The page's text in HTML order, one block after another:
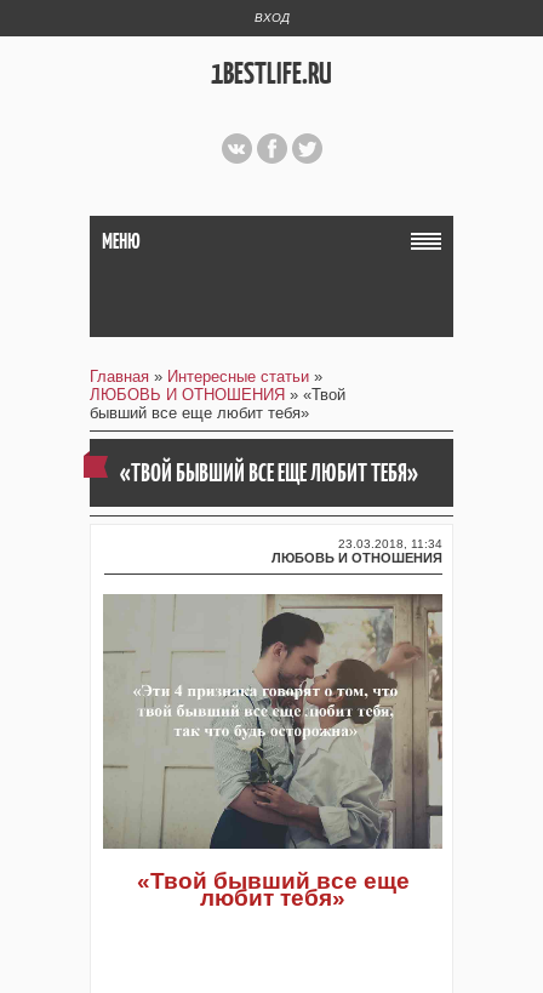
ВХОД
1BESTLIFE.RU
МЕНЮ
Главная » Интересные статьи »
ЛЮБОВЬ И ОТНОШЕНИЯ » «Твой
бывший все еще любит тебя»
«ТВОЙ БЫВШИЙ ВСЕ ЕЩЕ ЛЮБИТ ТЕБЯ»
23.03.2018, 11:34
ЛЮБОВЬ И ОТНОШЕНИЯ
«Твой бывший все еще
любит тебя»